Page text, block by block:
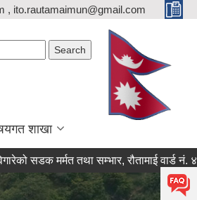
, ito.rautamaimun@gmail.com
शाखा
मर्मत तथा सम्भार, रौतामाई वार्ड नं. ४, ६, ७ र